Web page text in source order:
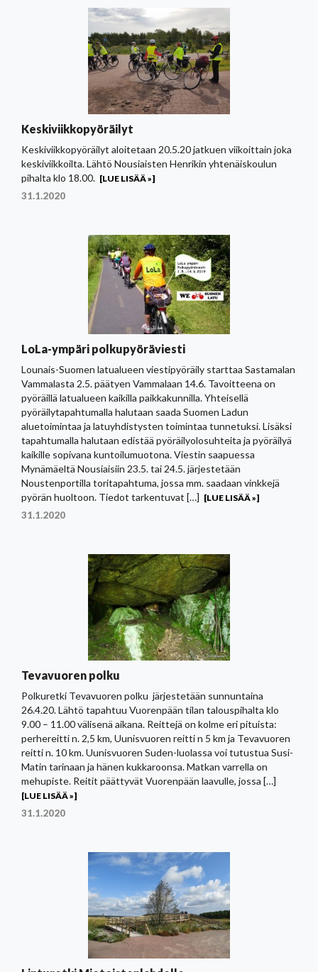
Keskiviikkopyöräilyt
Keskiviikkopyöräilyt aloitetaan 20.5.20 jatkuen viikoittain joka
keskiviikkoilta. Lähtö Nousiaisten Henrikin yhtenäiskoulun
pihalta klo 18.00. [LUE LISÄÄ »]
31.1.2020
LoLa-ympäri polkupyöräviesti
Lounais-Suomen latualueen viestipyöräily starttaa Sastamalan
Vammalasta 2.5. päätyen Vammalaan 14.6. Tavoitteena on
pyöräillä latualueen kaikilla paikkakunnilla. Yhteisellä
pyöräilytapahtumalla halutaan saada Suomen Ladun
aluetoimintaa ja latuyhdistysten toimintaa tunnetuksi. Lisäksi
tapahtumalla halutaan edistää pyöräilyolosuhteita ja pyöräilyä
kaikille sopivana kuntoilumuotona. Viestin saapuessa
Mynämäeltä Nousiaisiin 23.5. tai 24.5. järjestetään
Noustenportilla toritapahtuma, jossa mm. saadaan vinkkejä
pyörän huoltoon. Tiedot tarkentuvat […] [LUE LISÄÄ »]
31.1.2020
Tevavuoren polku
Polkuretki Tevavuoren polku järjestetään sunnuntaina
26.4.20. Lähtö tapahtuu Vuorenpään tilan talouspihalta klo
9.00 – 11.00 välisenä aikana. Reittejä on kolme eri pituista:
perhereitti n. 2,5 km, Uunisvuoren reitti n 5 km ja Tevavuoren
reitti n. 10 km. Uunisvuoren Suden-luolassa voi tutustua Susi-
Matin tarinaan ja hänen kukkaroonsa. Matkan varrella on
mehupiste. Reitit päättyvät Vuorenpään laavulle, jossa […]
[LUE LISÄÄ »]
31.1.2020